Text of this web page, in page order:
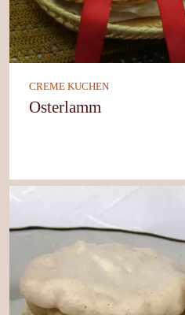
CREME KUCHEN
Osterlamm